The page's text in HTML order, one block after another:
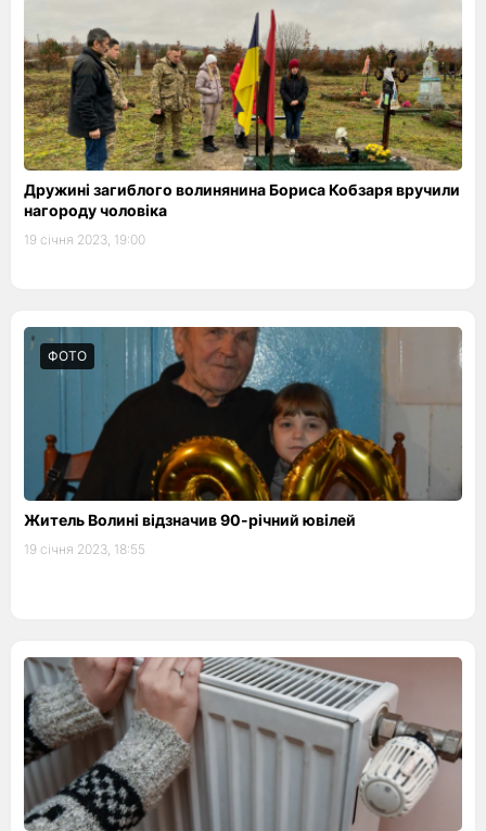
Дружині загиблого волинянина Бориса Кобзаря вручили
нагороду чоловіка
19 січня 2023, 19:00
ФОТО
Житель Волині відзначив 90-річний ювілей
19 січня 2023, 18:55